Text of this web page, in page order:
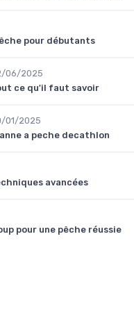
pour débutants
06/2025
ce qu'il faut savoir
01/2025
a peche decathlon
avancées
pour une pêche réussie